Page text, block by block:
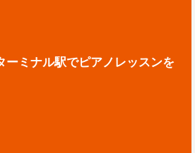
ーミナル駅でピアノレッスンを